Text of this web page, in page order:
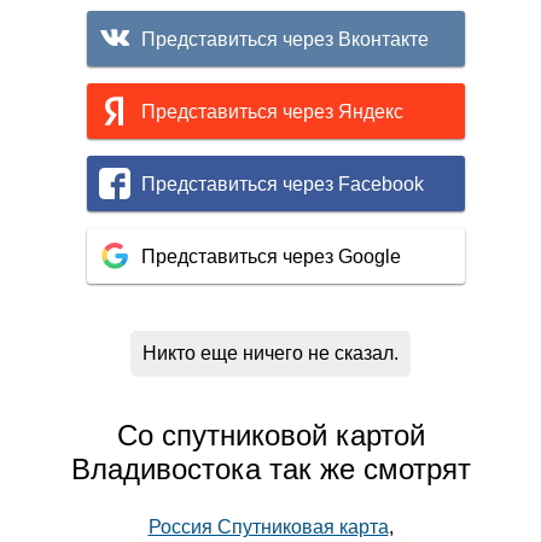
Представиться через Вконтакте
Представиться через Яндекс
Представиться через Facebook
Представиться через Google
Никто еще ничего не сказал.
Со спутниковой картой
Владивостока так же смотрят
Россия Спутниковая карта,